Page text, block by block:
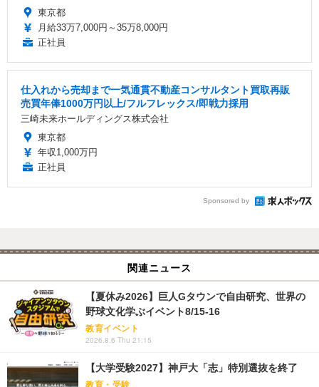
東京都
月給33万7,000円～35万8,000円
正社員
仕入れから売却まで一気通貫不動産コンサルタント買取再販
売買年俸1000万円以上/フルフレックス/即戦力採用
三崎未来ホールディングス株式会社
東京都
年収1,000万円
正社員
Sponsored by
関連ニュース
【夏休み2026】巨人Gタウンで自由研究、世界の
野球文化学ぶイベント8/15-16
教育イベント
2026.8.6 Thu 21:15
【大学受験2027】神戸大「志」特別選抜を終了
教育・受験